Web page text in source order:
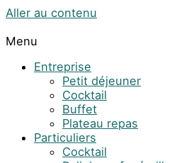
Aller au contenu
Menu
Entreprise
Petit déjeuner
Cocktail
Buffet
Plateau repas
Particuliers
Cocktail